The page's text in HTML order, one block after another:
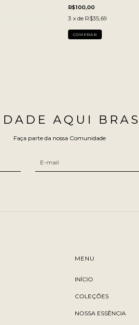
R$100,00
3 x de R$35,69
AQUI
Faça parte da nossa Comunidade
MENU
INÍCIO
COLEÇÕES
NOSSA ESSÊNCIA